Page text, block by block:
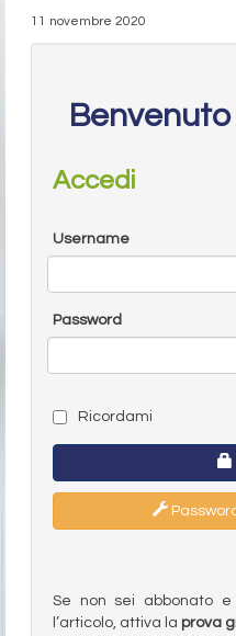
11 novembre 2020
Accedi
Username
Password
Ricordami
Se non sei abbonato
l’articolo, attiva la prova